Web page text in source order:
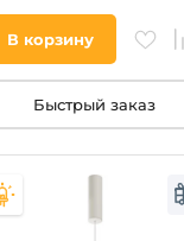
В корзину
Быстрый заказ